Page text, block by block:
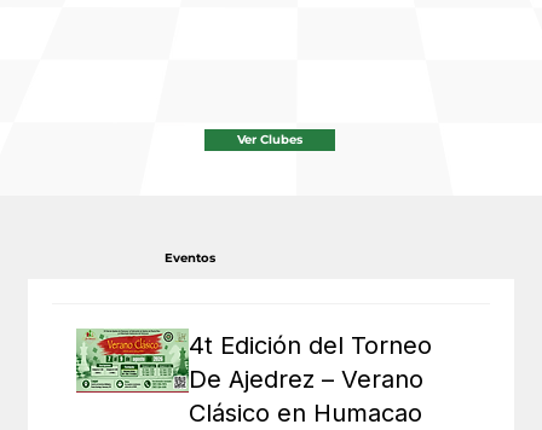
Ver Clubes
Eventos
4t Edición del Torneo
De Ajedrez – Verano
Clásico en Humacao